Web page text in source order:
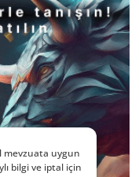
mevzuata uygun
bilgi ve iptal için